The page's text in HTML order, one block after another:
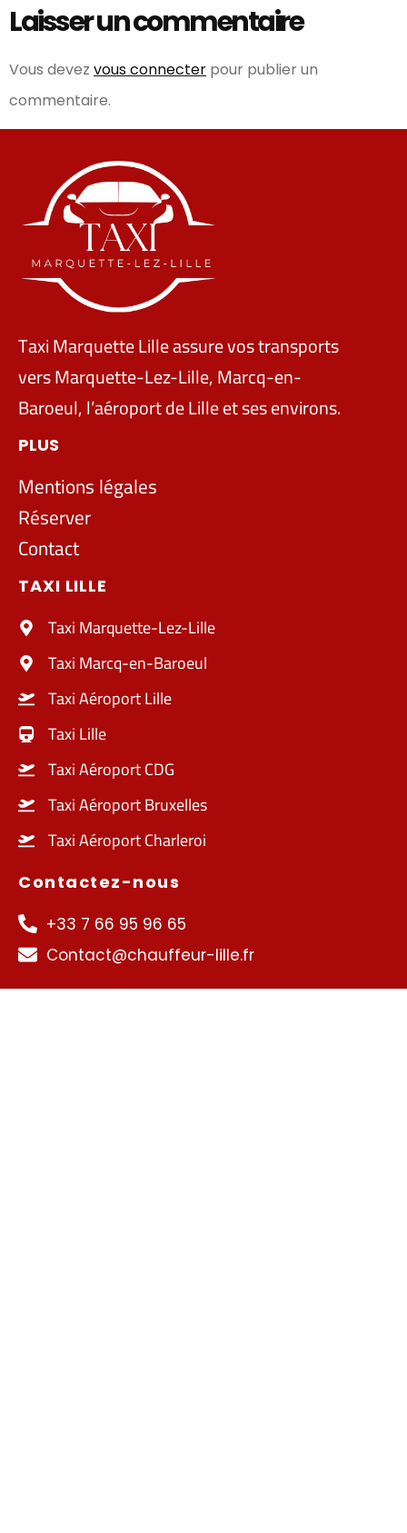
Laisser un commentaire
Vous devez vous connecter pour publier un
commentaire.
Taxi Marquette Lille assure vos transports
vers Marquette-Lez-Lille, Marcq-en-
Baroeul, l’aéroport de Lille et ses environs.
PLUS
Mentions légales
Réserver
Contact
TAXI LILLE
Taxi Marquette-Lez-Lille
Taxi Marcq-en-Baroeul
Taxi Aéroport Lille
Taxi Lille
Taxi Aéroport CDG
Taxi Aéroport Bruxelles
Taxi Aéroport Charleroi
Contactez-nous
+33 7 66 95 96 65
Contact@chauffeur-lille.fr